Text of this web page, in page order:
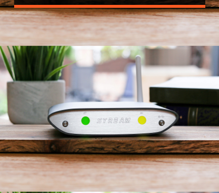
通过WiFi/LAN，可实现高达
PCM384/DSD256的真·高解析音频传
输。使用您的智能设备（手机、iPad、
PC）作为遥控器即可。
经过优化的开源架构——可与多个专业平
台配合使用，未来，ZEN Stream的软件
将不断更新，更加完美地面向未来。
操作简便，易于发烧友使用。根据bilibili
的简单指南进行操作。论操作简便性，
它是流媒体设备中的佼佼者。